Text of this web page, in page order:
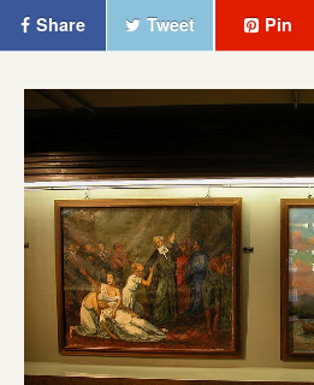
Share Tweet Pin